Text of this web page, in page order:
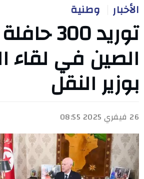
الأخبار وطنية
توريد 300
الصين في لقاء
بوزير النقل
26 فيفري 2025 08:55